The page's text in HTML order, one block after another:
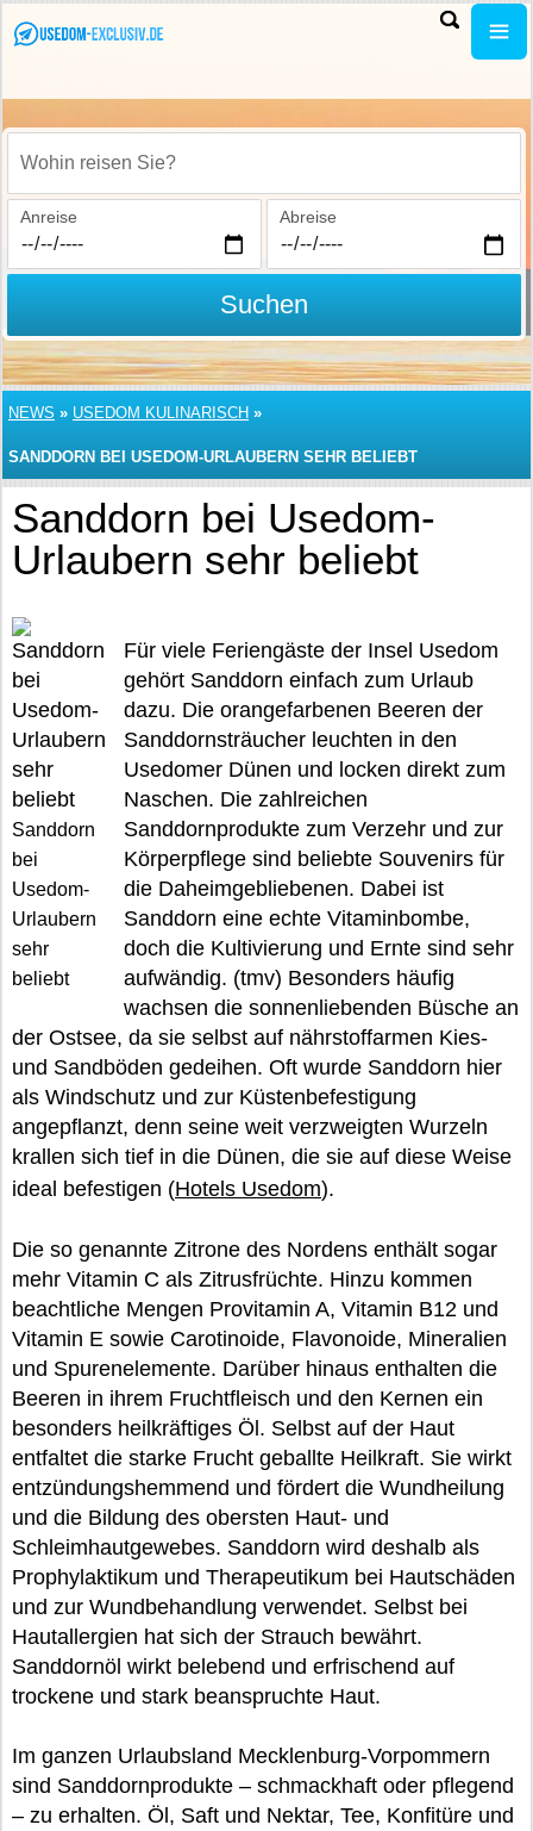
Wohin reisen Sie?
Anreise Abreise
Suchen
NEWS » USEDOM KULINARISCH »
SANDDORN BEI USEDOM-URLAUBERN SEHR BELIEBT
Sanddorn bei Usedom-
Urlaubern sehr beliebt
Sanddorn
bei
Usedom-
Urlaubern
sehr
beliebt
Für viele Feriengäste der Insel Usedom
gehört Sanddorn einfach zum Urlaub
dazu. Die orangefarbenen Beeren der
Sanddornsträucher leuchten in den
Usedomer Dünen und locken direkt zum
Naschen. Die zahlreichen
Sanddornprodukte zum Verzehr und zur
Körperpflege sind beliebte Souvenirs für
die Daheimgebliebenen. Dabei ist
Sanddorn eine echte Vitaminbombe,
doch die Kultivierung und Ernte sind sehr
aufwändig. (tmv) Besonders häufig
wachsen die sonnenliebenden Büsche an
der Ostsee, da sie selbst auf nährstoffarmen Kies-
und Sandböden gedeihen. Oft wurde Sanddorn hier
als Windschutz und zur Küstenbefestigung
angepflanzt, denn seine weit verzweigten Wurzeln
krallen sich tief in die Dünen, die sie auf diese Weise
ideal befestigen (Hotels Usedom).
Die so genannte Zitrone des Nordens enthält sogar
mehr Vitamin C als Zitrusfrüchte. Hinzu kommen
beachtliche Mengen Provitamin A, Vitamin B12 und
Vitamin E sowie Carotinoide, Flavonoide, Mineralien
und Spurenelemente. Darüber hinaus enthalten die
Beeren in ihrem Fruchtfleisch und den Kernen ein
besonders heilkräftiges Öl. Selbst auf der Haut
entfaltet die starke Frucht geballte Heilkraft. Sie wirkt
entzündungshemmend und fördert die Wundheilung
und die Bildung des obersten Haut- und
Schleimhautgewebes. Sanddorn wird deshalb als
Prophylaktikum und Therapeutikum bei Hautschäden
und zur Wundbehandlung verwendet. Selbst bei
Hautallergien hat sich der Strauch bewährt.
Sanddornöl wirkt belebend und erfrischend auf
trockene und stark beanspruchte Haut.
Im ganzen Urlaubsland Mecklenburg-Vorpommern
sind Sanddornprodukte – schmackhaft oder pflegend
– zu erhalten. Öl, Saft und Nektar, Tee, Konfitüre und